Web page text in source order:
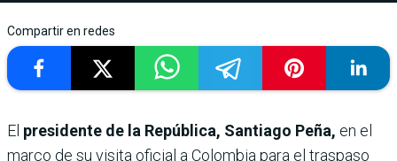
Compartir en redes
El presidente de la República, Santiago Peña, en el
marco de su visita oficial a Colombia para el traspaso